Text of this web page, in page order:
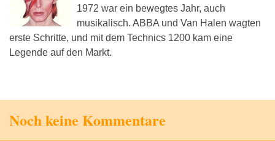
1972 war ein bewegtes Jahr, auch
musikalisch. ABBA und Van Halen wagten
erste Schritte, und mit dem Technics 1200 kam eine
Legende auf den Markt.
Noch keine Kommentare